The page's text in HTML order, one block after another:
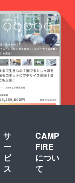
サ
ー
ビ
ス
CAMP
FIRE
につい
て